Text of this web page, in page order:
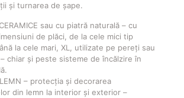
și turnarea de șape.
sau cu piatră naturală – cu
de plăci, de la cele mici tip
la cele mari, XL, utilizate pe pereți sau
chiar și peste sisteme de încălzire în
LEMN – protecția și decorarea
din lemn la interior și exterior –